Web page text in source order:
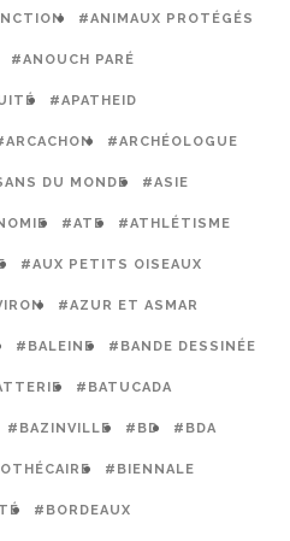
#ANIMAUX PROTÉGÉS
#ANOUCH PARÉ
#APATHEID
#ARCHÉOLOGUE
DU MONDE #ASIE
#ATE #ATHLÉTISME
#AUX PETITS OISEAUX
#AZUR ET ASMAR
#BALEINE #BANDE DESSINÉE
#BATUCADA
#BAZINVILLE #BD #BDA
#BIENNALE
#BORDEAUX